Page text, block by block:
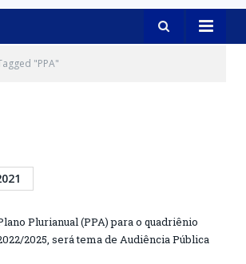
"PPA"
Plurianual (PPA) para o quadriênio
2025, será tema de Audiência Pública